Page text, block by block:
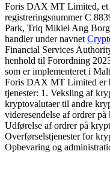
Foris DAX MT Limited, et
registreringsnummer C
Park, Triq Mikiel Ang
handler under navnet
Financial Services
henhold til Forordning
som er implementeret i
Foris DAX MT Limited er
tjenester: 1. Veksling af
kryptovalutaer til andre
videresendelse af ordrer
Udførelse af ordrer på
Overførselstjenester for
Opbevaring og